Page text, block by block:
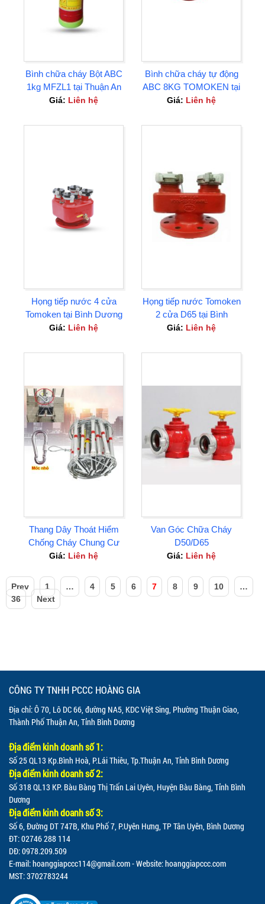
Bình chữa cháy Bột ABC
1kg MFZL1 tại Thuận An
Giá: Liên hệ
Bình chữa cháy tự động
ABC 8KG TOMOKEN tại
Bình Dương
Giá: Liên hệ
Họng tiếp nước 4 cửa
Tomoken tại Bình Dương
Giá: Liên hệ
Họng tiếp nước Tomoken
2 cửa D65 tại Bình
Dương
Giá: Liên hệ
Thang Dây Thoát Hiểm
Chống Cháy Chung Cư
Hộ Gia Đình tại Bình
Giá: Liên hệ
Van Góc Chữa Cháy
D50/D65
Giá: Liên hệ
Prev 1 … 4 5 6 7 8 9 10
…
36
Next
CÔNG TY TNHH PCCC HOÀNG GIA
Địa chỉ: Ô 70, Lô DC 66, đường NA5, KDC Việt Sing, Phường Thuận Giao,
Thành Phố Thuận An, Tỉnh Bình Dương
Địa điểm kinh doanh số 1:
Số 25 QL13 Kp.Bình Hoà, P.Lái Thiêu, Tp.Thuận An, Tỉnh Bình Dương
Địa điểm kinh doanh số 2:
Số 318 QL13 KP. Bàu Bàng Thị Trấn Lai Uyên, Huyện Bàu Bàng, Tỉnh Bình
Dương
Địa điểm kinh doanh số 3:
Số 6, Đường DT 747B, Khu Phố 7, P.Uyên Hưng, TP Tân Uyên, Bình Dương
ĐT: 02746 288 114
DĐ: 0978.209.509
E-mail:hoanggiapccc114@gmail.com- Website: hoanggiapccc.com
MST: 3702783244